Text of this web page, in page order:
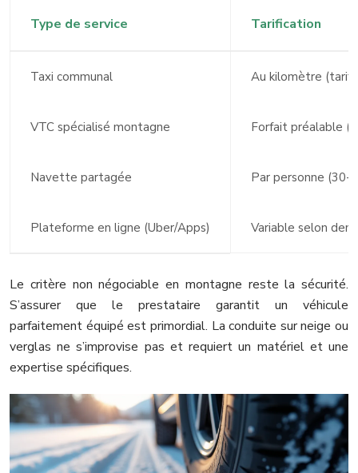
Type de service Tarification
Taxi communal Au kilomètre (tarif
VTC spécialisé montagne Forfait préalable
Navette partagée Par personne (30-
Plateforme en ligne (Uber/Apps) Variable selon
Le critère non négociable en montagne reste la sécurité.
S’assurer que le prestataire garantit un véhicule
parfaitement équipé est primordial. La conduite sur neige ou
verglas ne s’improvise pas et requiert un matériel et une
expertise spécifiques.